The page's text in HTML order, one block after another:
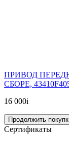
ПРИВОД
СБОРЕ,
16 000i
Продолжить
Сертификаты